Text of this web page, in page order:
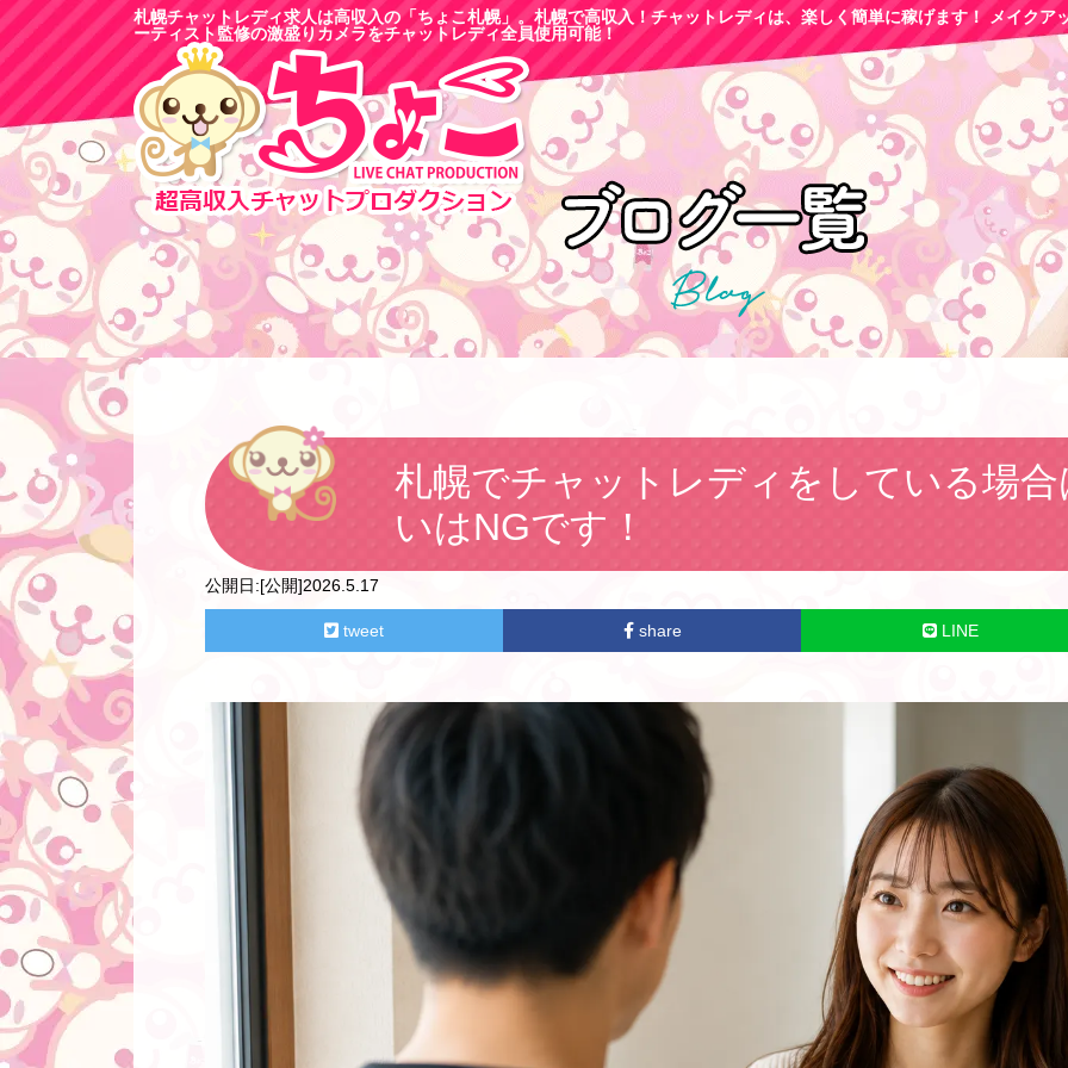
札幌チャットレディ求人は高収入の「ちょこ札幌」。札幌で高収入！チャットレディは、楽しく簡単に稼げます！ メイクア
ーティスト監修の激盛りカメラをチャットレディ全員使用可能！
札幌でチャットレディをしている場
いはNGです！
公開日:[公開]2026.5.17
tweet share LINE